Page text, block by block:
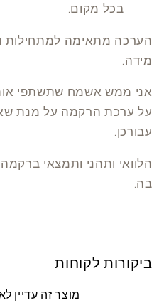
בכל מקום.
הערכה מתאימה למתחילות
מידה.
אני ממש אשמח שתשתפי אותי
על ערכת הרקמה על מנת
עבורכן.
הלוואי ותהני ותמצאי
בה.
ביקורות לקוחות
מוצר זה עדיין לא